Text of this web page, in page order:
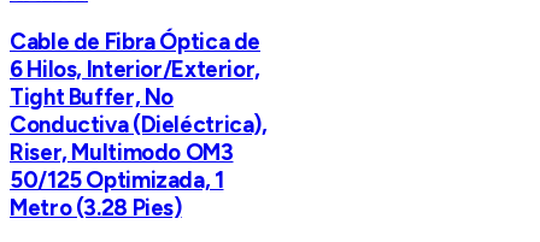
Cable de Fibra Óptica de
6 Hilos, Interior/Exterior,
Tight Buffer, No
Conductiva (Dieléctrica),
Riser, Multimodo OM3
50/125 Optimizada, 1
Metro (3.28 Pies)